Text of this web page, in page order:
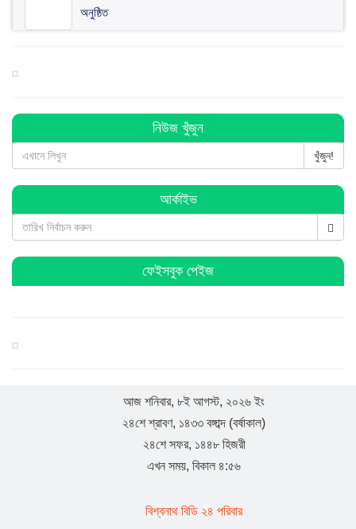
অনুষ্ঠিত
বিশ্বনাথে ব জ্র পা তে দিনমজুরের মু ত্যু
বিশ্বনাথে ব্যবসায়ীর ৭ লাখ টাকা চুরি, থানায় অভিযোগ
যুক্তরাজ্য হাল ও ইষ্ট রাইডিং যুবদলের যুগ্ম সাধারণ সম্পাদক হলেন
বিশ্বনাথে প্রবাসী বাবুল মিয়ার উদ্যোগে শতাধিক শিক্ষার্থীর মাঝে
নিউজ খুঁজুন
খুঁজুন!
আর্কাইভ
ফেইসবুক পেইজ
আজ শনিবার, ৮ই আগস্ট, ২০২৬ ইং
২৪শে শ্রাবণ, ১৪৩৩ বঙ্গাব্দ (বর্ষাকাল)
২৪শে সফর, ১৪৪৮ হিজরী
এখন সময়, বিকাল ৪:৫৬
বিশ্বনাথ বিডি ২৪ পরিবার